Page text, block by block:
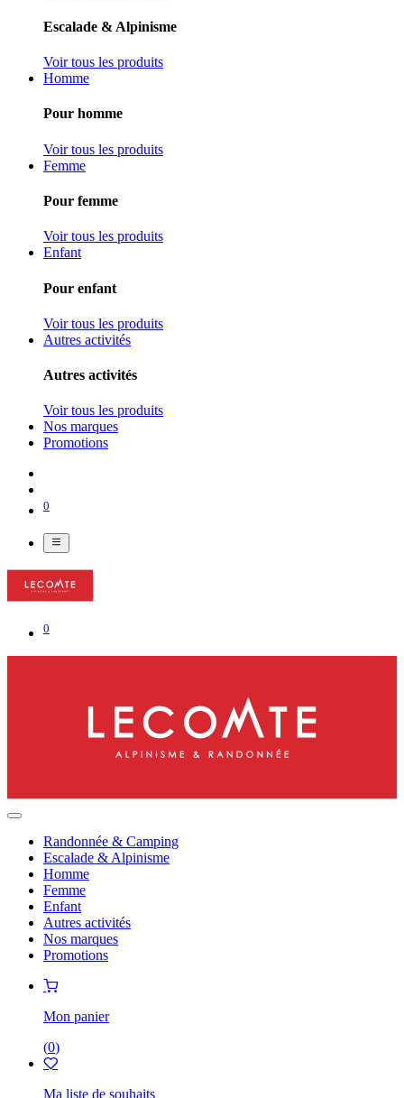
Escalade & Alpinisme
Voir tous les produits
Homme
Pour homme
Voir tous les produits
Femme
Pour femme
Voir tous les produits
Enfant
Pour enfant
Voir tous les produits
Autres activités
Autres activités
Voir tous les produits
Nos marques
Promotions
0
0
Randonnée & Camping
Escalade & Alpinisme
Homme
Femme
Enfant
Autres activités
Nos marques
Promotions
Mon panier
(0)
Ma liste de souhaits